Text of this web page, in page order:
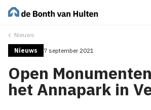
Nieuws
Nieuws 7 september 2021
Open
het Annapark in